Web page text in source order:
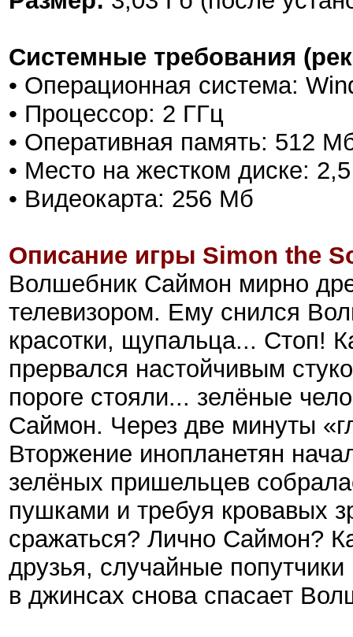
Системные требования
• Операционная система:
• Процессор: 2 ГГц
• Оперативная память: 512
• Место на жестком диске:
• Видеокарта: 256 Мб
Описание игры Simon the
Волшебник Саймон мирно
телевизором. Ему снился
красотки, щупальца... Стоп!
прервался настойчивым
пороге стояли... зелёные
Саймон. Через две минуты
Вторжение инопланетян
зелёных пришельцев
пушками и требуя кровавых
сражаться? Лично Саймон?
друзья, случайные
в джинсах снова спасает